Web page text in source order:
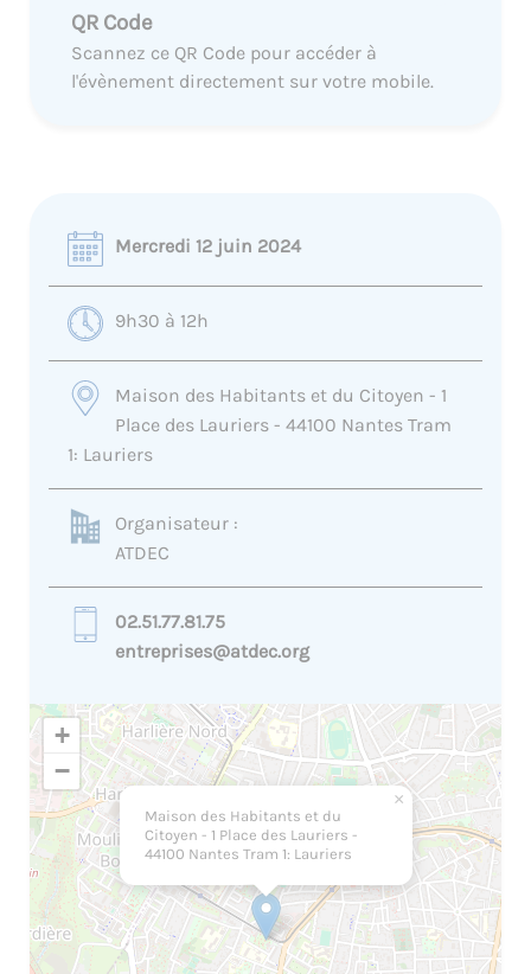
QR Code
Scannez ce QR Code pour accéder à
l'évènement directement sur votre mobile.
Mercredi 12 juin 2024
9h30 à 12h
Maison des Habitants et du Citoyen - 1
Place des Lauriers - 44100 Nantes Tram
1: Lauriers
Organisateur :
ATDEC
02.51.77.81.75
entreprises@atdec.org
Maison des Habitants et du
Citoyen - 1 Place des Lauriers -
44100 Nantes Tram 1: Lauriers
×
+
−